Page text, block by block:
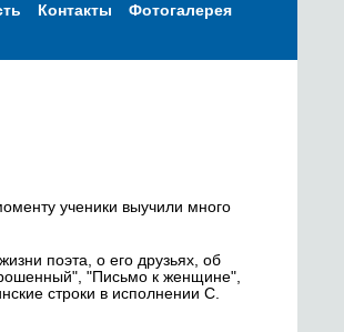
Контакты
Фотогалерея
ученики выучили много
поэта, о его друзьях, об
"Письмо к женщине",
строки в исполнении С.